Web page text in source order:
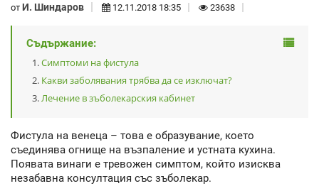
от И. Шиндаров 12.11.2018 18:35 23638
Съдържание:
Симптоми на фистула
Какви заболявания трябва да се изключат?
Лечение в зъболекарския кабинет
Фистула на венеца – това е образувание, което
съединява огнище на възпаление и устната кухина.
Появата винаги е тревожен симптом, който изисква
незабавна консултация със зъболекар.